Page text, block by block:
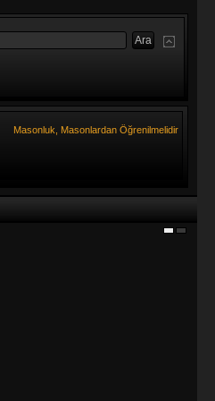
Masonluk, Masonlardan Öğrenilmelidir